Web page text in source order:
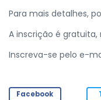
Para mais detalhes,
A inscrição é gratuita,
Inscreva-se pelo e-
Facebook